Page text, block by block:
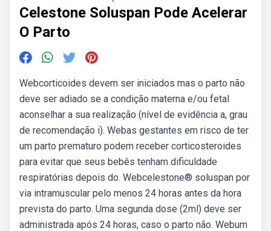
Celestone Soluspan Pode Acelerar
O Parto
Webcorticoides devem ser iniciados mas o parto não
deve ser adiado se a condição materna e/ou fetal
aconselhar a sua realização (nível de evidência a, grau
de recomendação i). Webas gestantes em risco de ter
um parto prematuro podem receber corticosteroides
para evitar que seus bebês tenham dificuldade
respiratórias depois do. Webcelestone® soluspan por
via intramuscular pelo menos 24 horas antes da hora
prevista do parto. Uma segunda dose (2ml) deve ser
administrada após 24 horas, caso o parto não. Webum